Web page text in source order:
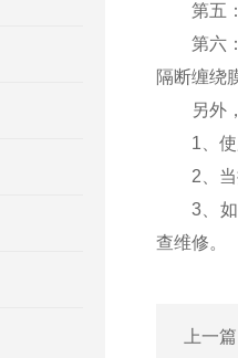
第五：(
第六：
隔断缠绕
另外，
1、使
2、当拉
3、如
查维修。
上一篇